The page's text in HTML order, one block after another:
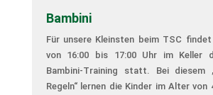
Bambini
Für unsere Kleinsten beim TSC
von 16:00 bis 17:00 Uhr im Keller
Bambini-Training statt. Bei diesem
Regeln“ lernen die Kinder im Alter von